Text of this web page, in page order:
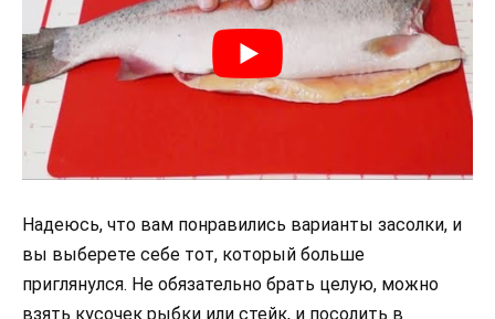
Надеюсь, что вам понравились варианты засолки, и
вы выберете себе тот, который больше
приглянулся. Не обязательно брать целую, можно
взять кусочек рыбки или стейк, и посолить в